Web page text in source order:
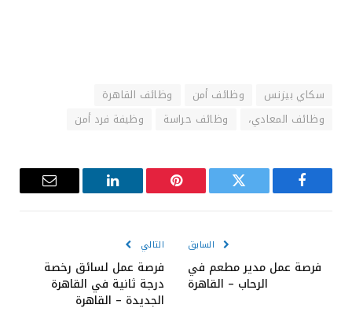
سكاي بيزنس وظائف أمن
وظائف القاهرة
وظائف المعادي،
وظائف حراسة وظيفة فرد أمن
فيسبوك تويتر بينتيريست لينكدإن
البريد
السابق
فرصة عمل مدير مطعم في
الرحاب – القاهرة
التالي
فرصة عمل لسائق رخصة
درجة ثانية في القاهرة
الجديدة – القاهرة